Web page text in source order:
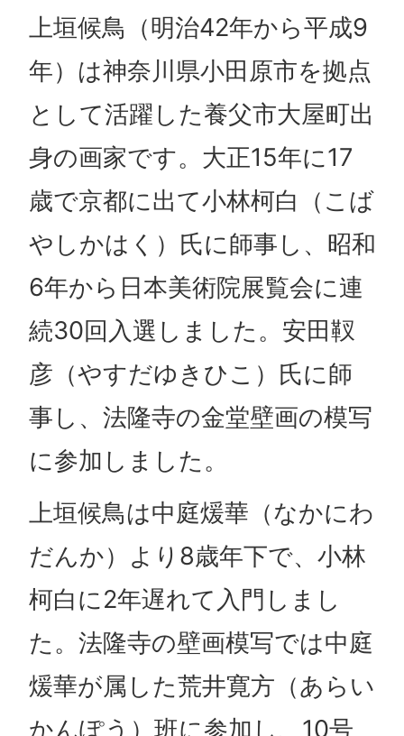
上垣候鳥（明治42年から平成9
年）は神奈川県小田原市を拠点
として活躍した養父市大屋町出
身の画家です。大正15年に17
歳で京都に出て小林柯白（こば
やしかはく）氏に師事し、昭和
6年から日本美術院展覧会に連
続30回入選しました。安田靫
彦（やすだゆきひこ）氏に師
事し、法隆寺の金堂壁画の模写
に参加しました。
上垣候鳥は中庭煖華（なかにわ
だんか）より8歳年下で、小林
柯白に2年遅れて入門しまし
た。法隆寺の壁画模写では中庭
煖華が属した荒井寛方（あらい
かんぽう）班に参加し、10号